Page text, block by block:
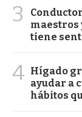
3
maestros
tiene
4 Hígado
ayudar a
hábitos